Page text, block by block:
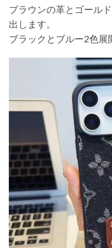
ブラウンの革とゴール
出します。
ブラックとブルー2色展